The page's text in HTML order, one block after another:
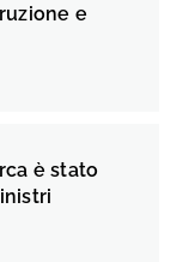
e
è stato